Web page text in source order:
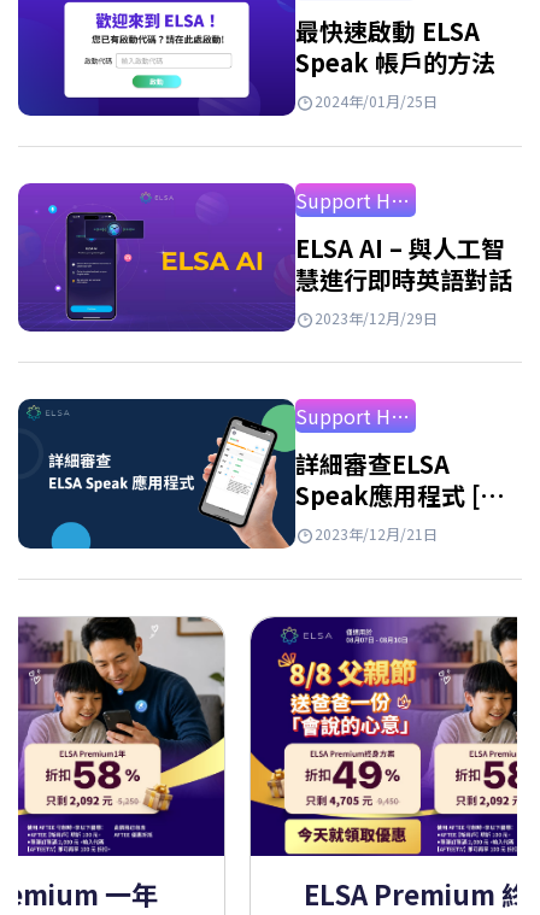
最快速啟動 ELSA
Speak 帳戶的方法
2024年/01月/25日
Support How to Use
ELSA AI – 與人工智
慧進行即時英語對話
2023年/12月/29日
Support How to Use
詳細審查ELSA
Speak應用程式 [最
新2026年]
2023年/12月/21日
一年 ELSA Premium 終